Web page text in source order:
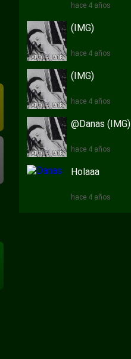
hace 4 años
(IMG)
hace 4 años
(IMG)
hace 4 años
@Danas (IMG)
hace 4 años
Holaaa
hace 4 años